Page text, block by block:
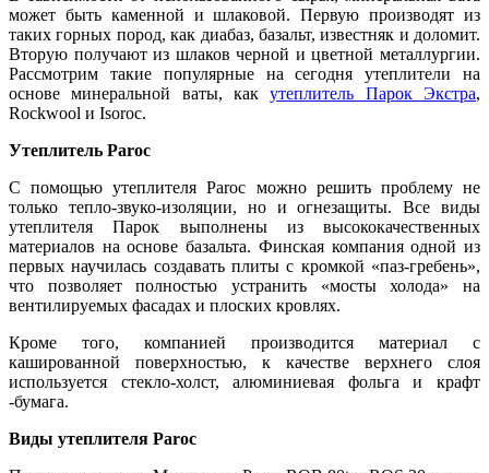
может быть каменной и шлаковой. Первую производят из
таких горных пород, как диабаз, базальт, известняк и доломит.
Вторую получают из шлаков черной и цветной металлургии.
Рассмотрим такие популярные на сегодня утеплители на
основе минеральной ваты, какутеплитель Парок Экстра,
Rockwool и Isoroc.
Утеплитель Paroc
С помощью утеплителя Paroc можно решить проблему не
только тепло-звуко-изоляции, но и огнезащиты. Все виды
утеплителя Парок выполнены из высококачественных
материалов на основе базальта. Финская компания одной из
первых научилась создавать плиты с кромкой «паз-гребень»,
что позволяет полностью устранить «мосты холода» на
вентилируемых фасадах и плоских кровлях.
Кроме того, компанией производится материал с
кашированной поверхностью, к качестве верхнего слоя
используется стекло-холст, алюминиевая фольга и крафт
-бумага.
Виды утеплителя Paroc